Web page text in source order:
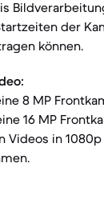
der
können.
8 MP
16 MP
Videos in